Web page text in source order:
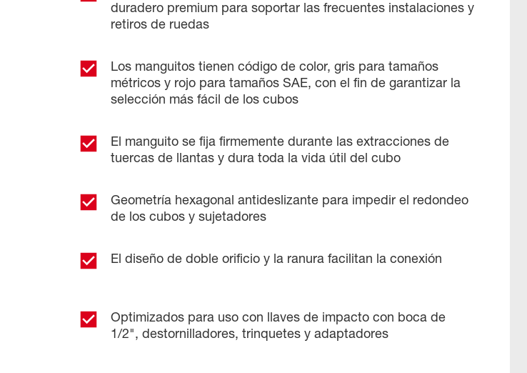
duradero premium para soportar las frecuentes instalaciones y
retiros de ruedas
Los manguitos tienen código de color, gris para tamaños
métricos y rojo para tamaños SAE, con el fin de garantizar la
selección más fácil de los cubos
El manguito se fija firmemente durante las extracciones de
tuercas de llantas y dura toda la vida útil del cubo
Geometría hexagonal antideslizante para impedir el redondeo
de los cubos y sujetadores
El diseño de doble orificio y la ranura facilitan la conexión
Optimizados para uso con llaves de impacto con boca de
1/2", destornilladores, trinquetes y adaptadores